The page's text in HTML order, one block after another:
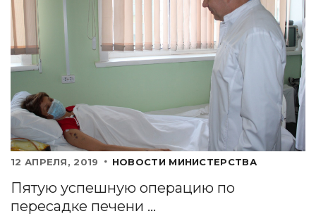
12 АПРЕЛЯ, 2019 НОВОСТИ МИНИСТЕРСТВА
Пятую успешную операцию по
пересадке печени ...